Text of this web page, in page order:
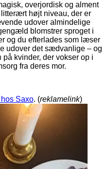
overjordisk og alment
højt niveau, der er
udover almindelige
blomstrer sproget i
og du efterlades som læser
udover det sædvanlige – og
kvinder, der vokser op i
fra deres mor.
Saxo. (reklamelink)